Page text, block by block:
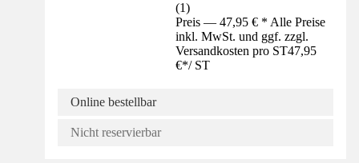
(1)
Preis — 47,95 € * Alle Preise
inkl. MwSt. und ggf. zzgl.
Versandkosten pro ST47,95
€*/ ST
Online bestellbar
Nicht reservierbar